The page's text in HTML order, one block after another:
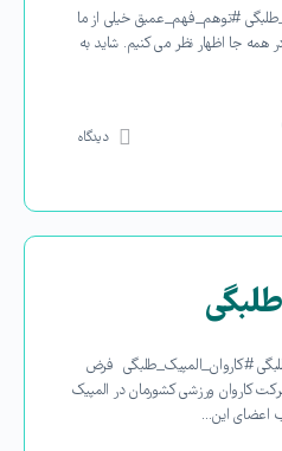
#توهم_فهم_عمیق خیلی از ما
همه جا اظهار نظر می کنیم. شاید به
دیدگاه
#کاروان_المپیک_طلبگی فرض
کاروان ورزشی کشورمان در المپیک
اعضای این…